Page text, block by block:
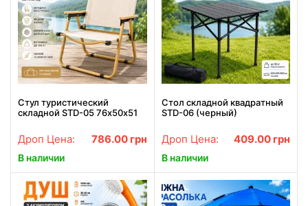
Стул туристический
складной STD-05 76х50х51
Дроп Цена: 786.00 грн
В наличии
Стол складной квадратный
STD-06 (черный)
для отдыха, для дачи, для
кемпинга
Дроп Цена: 409.00 грн
В наличии